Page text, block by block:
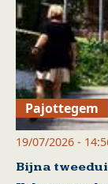
Pajottegem
19/07/2026 -
Bijna